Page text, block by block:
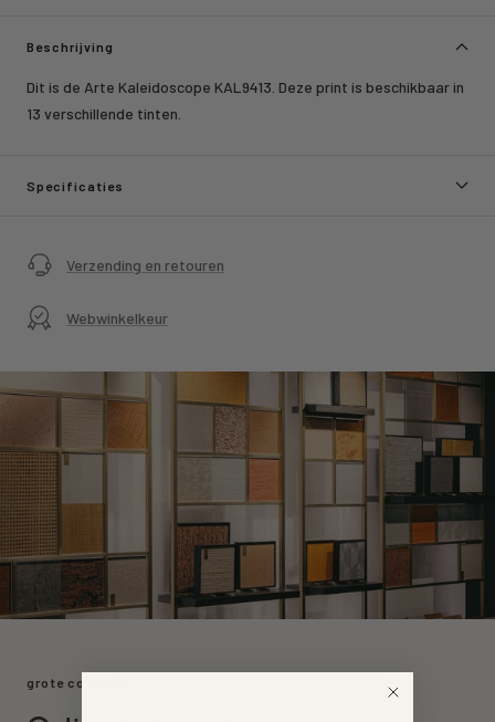
Beschrijving
Dit is de Arte Kaleidoscope KAL9413. Deze print is beschikbaar in
13 verschillende tinten.
Specificaties
Verzending en retouren
Webwinkelkeur
grote collectie